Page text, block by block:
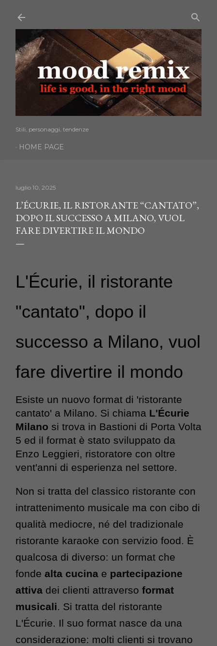
Stili, personaggi, tendenze
HOME PAGE
luglio 10, 2025
L’ÉCURIE, IL RISTORANTE “CANTATO”,
DOPO IL SUCCESSO A MILANO, VUOL
FARE DIVERTIRE IL MONDO
L'Écurie, il ristorante
"cantato", dopo il
successo a Milano, vuol
fare divertire il mondo
Esiste un nuovo format di 'ristorante
cantato' a Milano. Si chiama L'Écurie
Milano si trova in Bastioni di Porta Volta
5 ed il format è stato sviluppato da
Enzo Leggieri, ristoratore con oltre
vent'anni di esperienza nel settore.
Non si tratta del classico ristorante con
intrattenimento musicale ma con cibo di
qualità mediocre, né del tradizionale
ristorante karaoke con servizio food. È
qualcosa di diverso: un format che
fonde alta cucina e partecipazione
attiva dei clienti attraverso format
musicali. Si tratta del ristorante
L'Écurie. Il suo format nasce da una
considerazione: molti clienti si trovano